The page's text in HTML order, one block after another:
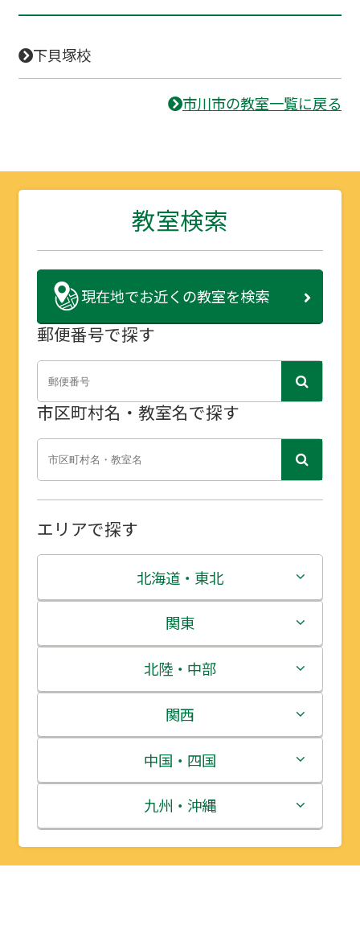
下貝塚校
市川市の教室一覧に戻る
教室検索
現在地でお近くの教室を検索
郵便番号で探す
市区町村名・教室名で探す
エリアで探す
北海道・東北
北海道
青森県
岩手県
宮城県
秋田県
山形県
関東
茨城県
栃木県
群馬県
埼玉県
千葉県
北陸・中部
新潟県
富山県
石川県
福井県
関西
三重県
滋賀県
京都府
中国・四国
鳥取県
島根県
九州・沖縄
福岡県